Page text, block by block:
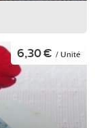
6,30 € / Unité